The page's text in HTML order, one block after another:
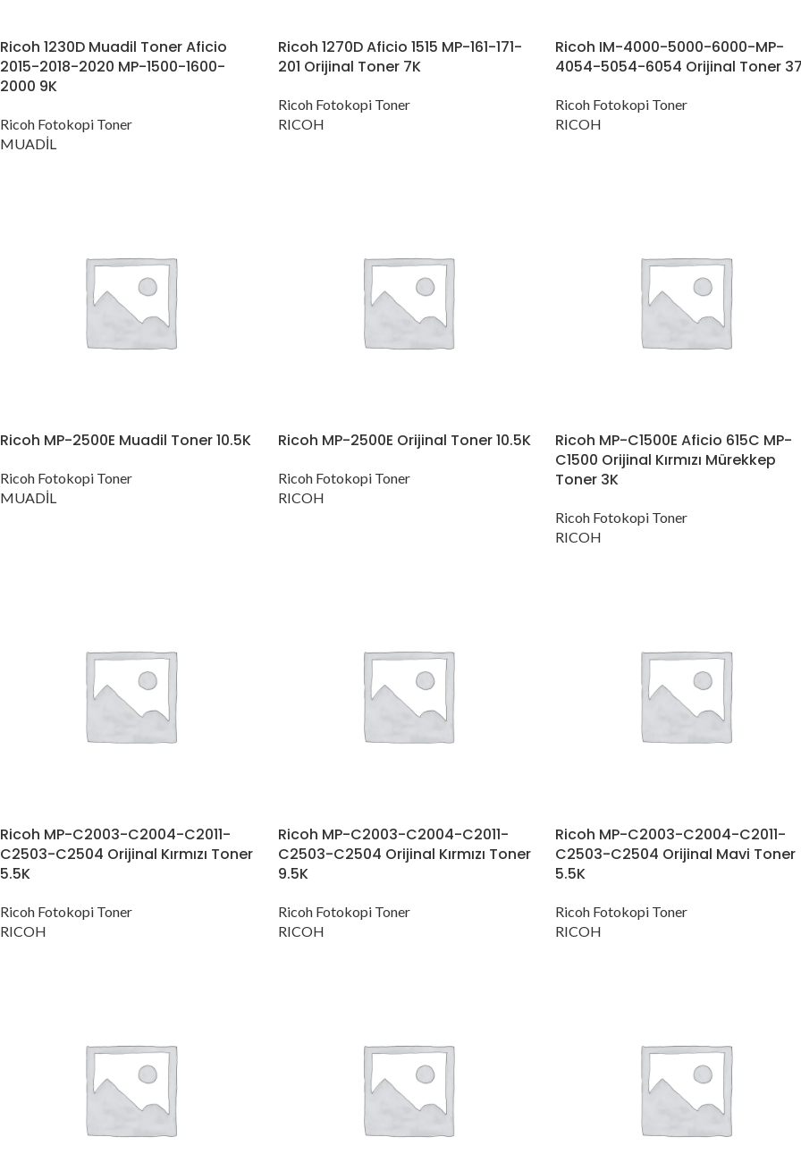
Ricoh 1230D Muadil Toner Aficio
2015-2018-2020 MP-1500-1600-
2000 9K
Ricoh Fotokopi Toner
MUADİL
Ricoh 1270D Aficio 1515 MP-161-171-
201 Orijinal Toner 7K
Ricoh Fotokopi Toner
RICOH
Ricoh IM-4000-5000-6000-MP-
4054-5054-6054 Orijinal Toner
Ricoh Fotokopi Toner
RICOH
Ricoh MP-2500E Muadil Toner 10.5K
Ricoh Fotokopi Toner
MUADİL
Ricoh MP-2500E Orijinal Toner 10.5K
Ricoh Fotokopi Toner
RICOH
Ricoh MP-C1500E Aficio 615C MP-
C1500 Orijinal Kırmızı Mürekkep
Toner 3K
Ricoh Fotokopi Toner
RICOH
Ricoh MP-C2003-C2004-C2011-
C2503-C2504 Orijinal Kırmızı Toner
5.5K
Ricoh Fotokopi Toner
RICOH
Ricoh MP-C2003-C2004-C2011-
C2503-C2504 Orijinal Kırmızı Toner
9.5K
Ricoh Fotokopi Toner
RICOH
Ricoh MP-C2003-C2004-C2011-
C2503-C2504 Orijinal Mavi Toner
5.5K
Ricoh Fotokopi Toner
RICOH